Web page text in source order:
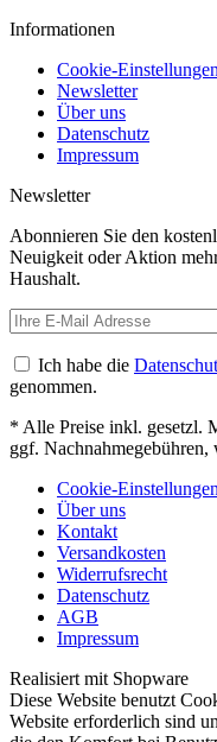
Informationen
Cookie-Einstellungen
Newsletter
Über uns
Datenschutz
Impressum
Newsletter
Abonnieren Sie den
Neuigkeit oder Aktion
Haushalt.
Ich habe die
genommen.
* Alle Preise inkl. gesetzl.
ggf. Nachnahmegebühren,
Cookie-Einstellungen
Über uns
Kontakt
Versandkosten
Widerrufsrecht
Datenschutz
AGB
Impressum
Realisiert mit Shopware
Diese Website benutzt
Website erforderlich sind